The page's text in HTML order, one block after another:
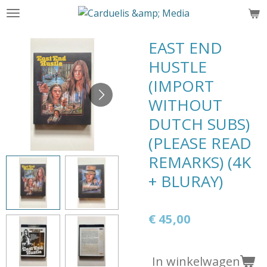
Ga
hoofdinhoud
EAST END
HUSTLE
(IMPORT
WITHOUT
DUTCH SUBS)
(PLEASE READ
REMARKS) (4K
+ BLURAY)
€ 45,00
In winkelwagen